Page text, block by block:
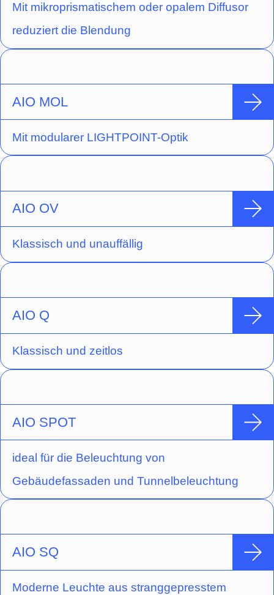
Mit mikroprismatischem oder opalem Diffusor
reduziert die Blendung
AIO MOL
Mit modularer LIGHTPOINT-Optik
AIO OV
Klassisch und unauffällig
AIO Q
Klassisch und zeitlos
AIO SPOT
ideal für die Beleuchtung von
Gebäudefassaden und Tunnelbeleuchtung
AIO SQ
Moderne Leuchte aus stranggepresstem